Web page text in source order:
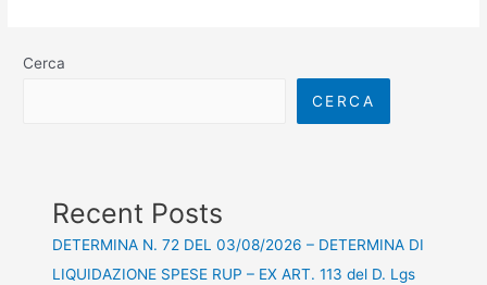
Cerca
CERCA
Recent Posts
DETERMINA N. 72 DEL 03/08/2026 – DETERMINA DI
LIQUIDAZIONE SPESE RUP – EX ART. 113 del D. Lgs